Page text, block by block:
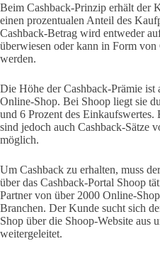
Beim Cashback-Prinzip erhält der
einen prozentualen Anteil des
Cashback-Betrag wird entweder
überwiesen oder kann in Form von
werden.
Die Höhe der Cashback-Prämie
Online-Shop. Bei Shoop liegt sie
und 6 Prozent des Einkaufswertes.
sind jedoch auch Cashback-Sätze
möglich.
Um Cashback zu erhalten, muss
über das Cashback-Portal Shoop
Partner von über 2000 Online-
Branchen. Der Kunde sucht sich
Shop über die Shoop-Website aus
weitergeleitet.